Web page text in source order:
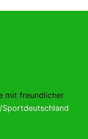
mit freundlicher